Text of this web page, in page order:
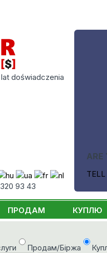
doświadczenia
320 93 43
ARE
TELL
ПРОДАМ КУПЛЮ
Продам/Біржа